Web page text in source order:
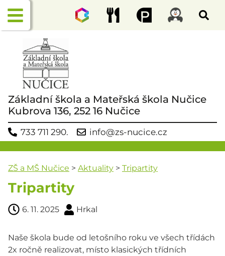
Základní škola a Mateřská škola Nučice
Kubrova 136, 252 16 Nučice
733 711 290. info@zs-nucice.cz
ZŠ a MŠ Nučice > Aktuality > Tripartity
Tripartity
6. 11. 2025 Hrkal
Naše škola bude od letošního roku ve všech třídách
2x ročně realizovat, místo klasických třídních